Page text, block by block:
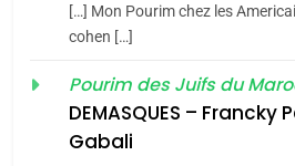
du terroir
Oeil
De Loya
[…] Mon Pourim chez les
cohen […]
Pourim des Juifs du
DEMASQUES – Francky
Gabali